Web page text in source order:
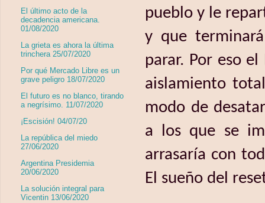
pueblo y le
y que
parar. Por eso
aislamiento
modo de
a los que se
arrasaría con
El sueño del
El último acto de la
decadencia americana.
01/08/2020
La grieta es ahora la última
trinchera 25/07/2020
Por qué Mercado Libre es un
grave peligro 18/07/2020
El futuro es no blanco, tirando
a negrísimo. 11/07/2020
¡Escisión! 04/07/20
La república del miedo
27/06/2020
Argentina Presidemia
20/06/2020
La solución integral para
Vicentin 13/06/2020